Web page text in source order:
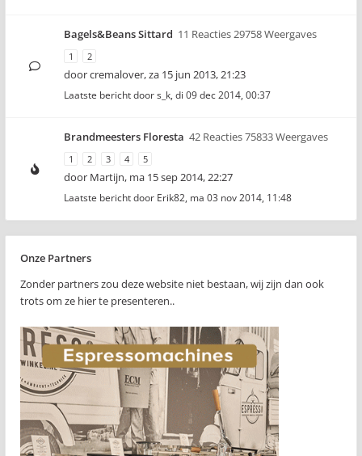
Bagels&Beans Sittard 11 Reacties 29758 Weergaves
1 2
doorcremalover,za 15 jun 2013, 21:23
Laatste bericht doors_k, di 09 dec 2014, 00:37
Brandmeesters Floresta 42 Reacties 75833 Weergaves
1 2 3 4 5
door Martijn, ma 15 sep 2014, 22:27
Laatste bericht door Erik82, ma 03 nov 2014, 11:48
Onze Partners
Zonder partners zou deze website niet bestaan, wij zijn dan ook
trots om ze hier te presenteren..